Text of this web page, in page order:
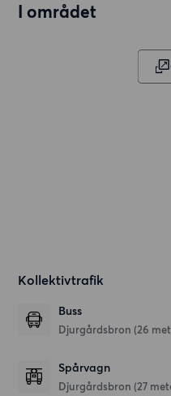
I området
Kollektivtrafik
Buss
Djurgårdsbron (26
Spårvagn
Djurgårdsbron (27